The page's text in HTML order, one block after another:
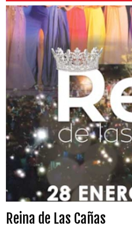
Reina de Las Cañas